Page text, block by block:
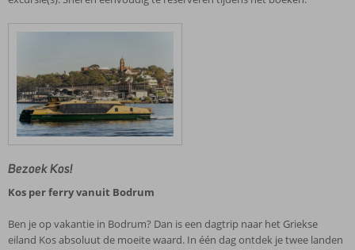
Bezoek Kos!
Kos per ferry vanuit Bodrum
Ben je op vakantie in Bodrum? Dan is een dagtrip naar het Griekse
eiland Kos absoluut de moeite waard. In één dag ontdek je twee landen